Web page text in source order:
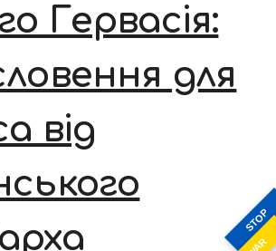
STOP
Гервасія:
для
від